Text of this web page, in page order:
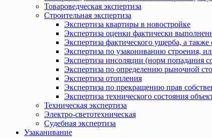
Товароведческая экспертиза
Строительная экспертиза
Экспертиза квартиры в новостройке
Экспертиза оценки фактически
Экспертиза фактического ущерба, а
Экспертиза по узакониванию строения,
Экспертиза инсоляции (норм попадания
Экспертиза по определению рыночной
Экспертиза отопления
Экспертиза по прекращению прав
Экспертиза технического состояния
Техническая экспертиза
Электро-светотехническая
Судебная экспертиза
Узаканивание